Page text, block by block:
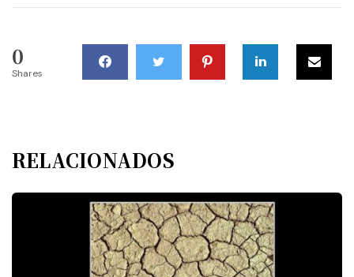
0
Shares
RELACIONADOS